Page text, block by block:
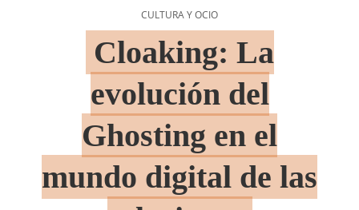
CULTURA Y OCIO
Cloaking: La
evolución del
Ghosting en el
mundo digital de las